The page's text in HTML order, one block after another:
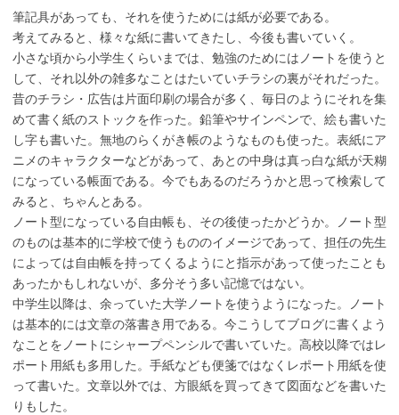
筆記具があっても、それを使うためには紙が必要である。
考えてみると、様々な紙に書いてきたし、今後も書いていく。
小さな頃から小学生くらいまでは、勉強のためにはノートを使うと
して、それ以外の雑多なことはたいていチラシの裏がそれだった。
昔のチラシ・広告は片面印刷の場合が多く、毎日のようにそれを集
めて書く紙のストックを作った。鉛筆やサインペンで、絵も書いた
し字も書いた。無地のらくがき帳のようなものも使った。表紙にア
ニメのキャラクターなどがあって、あとの中身は真っ白な紙が天糊
になっている帳面である。今でもあるのだろうかと思って検索して
みると、ちゃんとある。
ノート型になっている自由帳も、その後使ったかどうか。ノート型
のものは基本的に学校で使うもののイメージであって、担任の先生
によっては自由帳を持ってくるようにと指示があって使ったことも
あったかもしれないが、多分そう多い記憶ではない。
中学生以降は、余っていた大学ノートを使うようになった。ノート
は基本的には文章の落書き用である。今こうしてブログに書くよう
なことをノートにシャープペンシルで書いていた。高校以降ではレ
ポート用紙も多用した。手紙なども便箋ではなくレポート用紙を使
って書いた。文章以外では、方眼紙を買ってきて図面などを書いた
りもした。